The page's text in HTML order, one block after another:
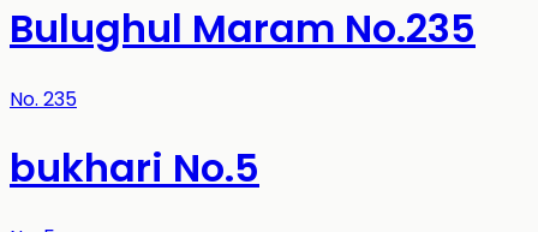
Bulughul Maram No.235
No. 235
bukhari No.5